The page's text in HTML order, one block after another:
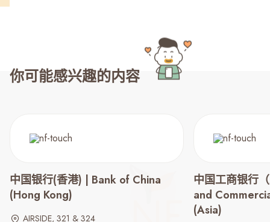
你可能感兴趣的内容
中国银行(香港) | Bank of China
(Hong Kong)
AIRSIDE, 321 & 324
中国工商银行
and
(Asia)